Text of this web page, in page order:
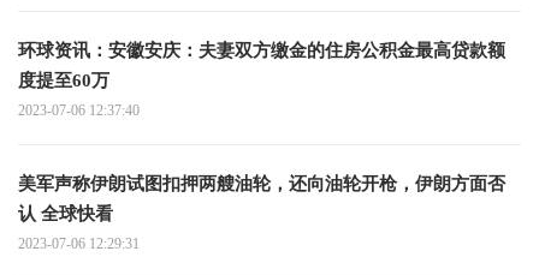
环球资讯：安徽安庆：夫妻双方缴金的住房公积金最高贷款额
度提至60万
2023-07-06 12:37:40
美军声称伊朗试图扣押两艘油轮，还向油轮开枪，伊朗方面否
认 全球快看
2023-07-06 12:29:31